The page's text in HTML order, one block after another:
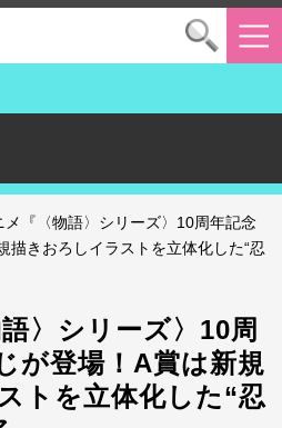
メ『〈物語〉シリーズ〉10周年記念
描きおろしイラストを立体化した“忍
〉シリーズ〉10周
が登場！A賞は新規
トを立体化した“忍